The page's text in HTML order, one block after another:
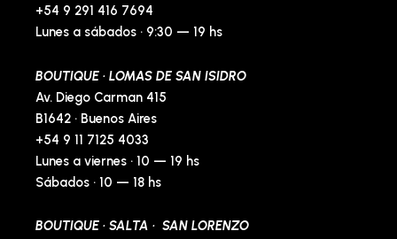
+54 9 291 416 7694
Lunes a sábados · 9:30 — 19 hs
BOUTIQUE · LOMAS DE SAN ISIDRO
Av. Diego Carman 415
B1642 · Buenos Aires
+54 9 11 7125 4033
Lunes a viernes · 10 — 19 hs
Sábados · 10 — 18 hs
BOUTIQUE · SALTA · SAN LORENZO